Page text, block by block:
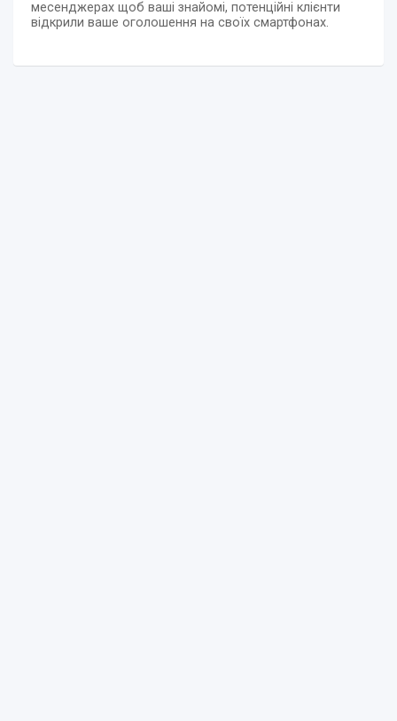
месенджерах щоб ваші знайомі, потенційні клієнти
відкрили ваше оголошення на своїх смартфонах.